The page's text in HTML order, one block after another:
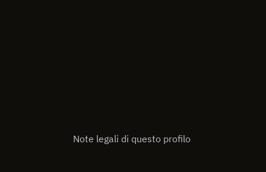
Note legali di questo profilo